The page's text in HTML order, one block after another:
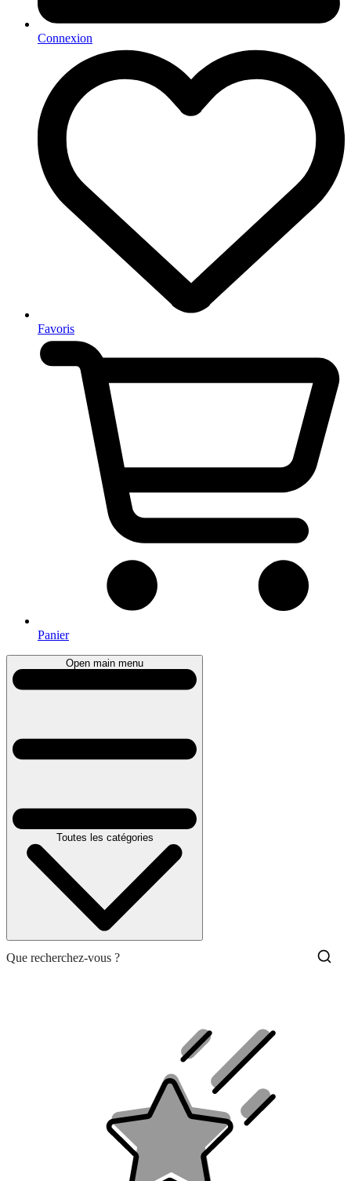
Connexion
Favoris
Panier
Open main menu
Toutes les catégories